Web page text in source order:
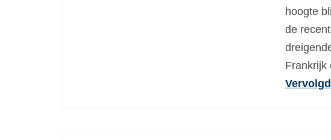
hoogte
de
Frankrijk
Vervolgd